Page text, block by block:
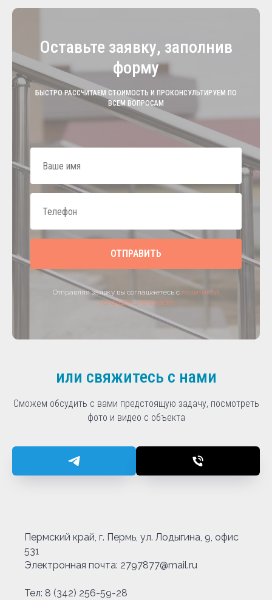
Оставьте заявку, заполнив
форму
БЫСТРО РАССЧИТАЕМ СТОИМОСТЬ И ПРОКОНСУЛЬТИРУЕМ ПО
ВСЕМ ВОПРОСАМ
ОТПРАВИТЬ
Отправляя заявку вы соглашаетесь с политикой
конфиденциальности
или свяжитесь с нами
Сможем обсудить с вами предстоящую задачу, посмотреть
фото и видео с объекта
Пермский край, г. Пермь, ул. Лодыгина, 9, офис
531
Электронная почта: 2797877@mail.ru
Тел: 8 (342) 256-59-28